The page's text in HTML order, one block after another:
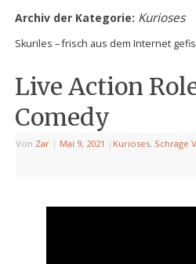
Archiv der Kategorie: Kurioses
Skuriles – frisch aus dem Internet
Live Action
Comedy
Von Zar | Mai 9, 2021 | Kurioses, Schräge